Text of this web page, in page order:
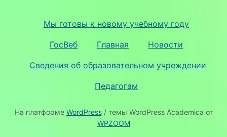
Мы готовы к новому учебному году
ГосВеб Главная Новости
Сведения об образовательном учреждении
Педагогам
На платформе WordPress/ темы WordPress Academica от
WPZOOM